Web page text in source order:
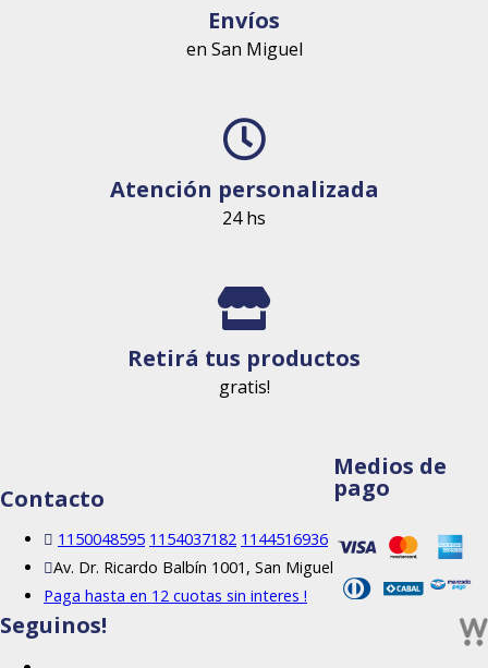
Envíos
en San Miguel
Atención personalizada
24 hs
Retirá tus productos
gratis!
Contacto
1150048595 1154037182 1144516936
Av. Dr. Ricardo Balbín 1001, San Miguel
Paga hasta en 12 cuotas sin interes !
Medios de
pago
Seguinos!